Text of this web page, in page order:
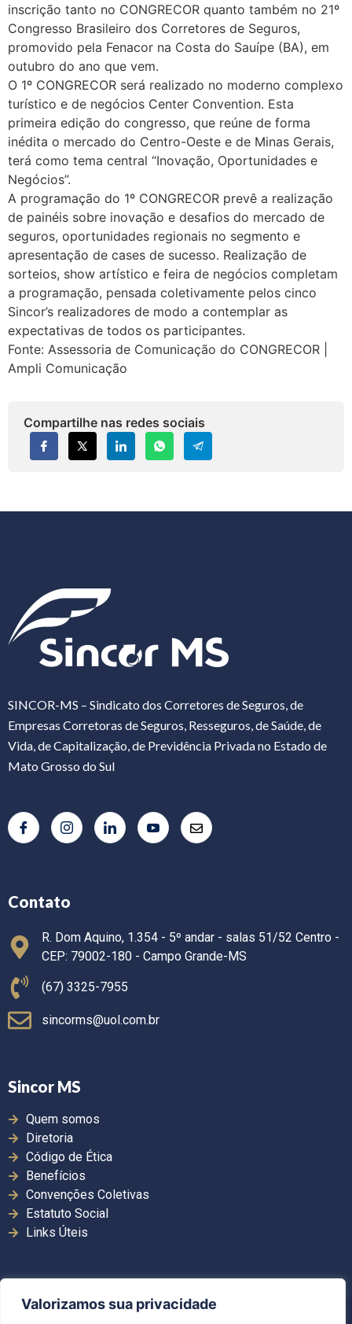
Valorizamos sua privacidade
inscrição tanto no CONGRECOR quanto também no 21º
Congresso Brasileiro dos Corretores de Seguros,
promovido pela Fenacor na Costa do Sauípe (BA), em
outubro do ano que vem.
O 1º CONGRECOR será realizado no moderno complexo
turístico e de negócios Center Convention. Esta
primeira edição do congresso, que reúne de forma
inédita o mercado do Centro-Oeste e de Minas Gerais,
terá como tema central “Inovação, Oportunidades e
Negócios”.
A programação do 1º CONGRECOR prevê a realização
de painéis sobre inovação e desafios do mercado de
seguros, oportunidades regionais no segmento e
apresentação de cases de sucesso. Realização de
sorteios, show artístico e feira de negócios completam
a programação, pensada coletivamente pelos cinco
Sincor’s realizadores de modo a contemplar as
expectativas de todos os participantes.
Fonte: Assessoria de Comunicação do CONGRECOR |
Ampli Comunicação
Compartilhe nas redes sociais
SINCOR-MS – Sindicato dos Corretores de Seguros, de
Empresas Corretoras de Seguros, Resseguros, de Saúde, de
Vida, de Capitalização, de Previdência Privada no Estado de
Mato Grosso do Sul
Contato
R. Dom Aquino, 1.354 - 5º andar - salas 51/52 Centro -
CEP: 79002-180 - Campo Grande-MS
(67) 3325-7955
sincorms@uol.com.br
Sincor MS
Quem somos
Diretoria
Código de Ética
Benefícios
Convenções Coletivas
Estatuto Social
Links Úteis